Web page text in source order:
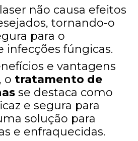
não causa efeitos
tornando-o
para o
fúngicas.
e vantagens
o tratamento de
se destaca como
e segura para
solução para
e enfraquecidas.